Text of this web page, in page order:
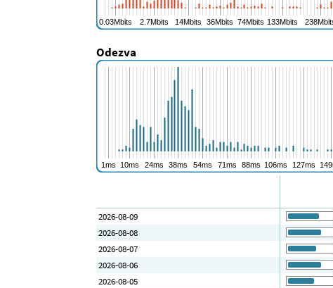
Odezva
2026-08-09
2026-08-08
2026-08-07
2026-08-06
2026-08-05